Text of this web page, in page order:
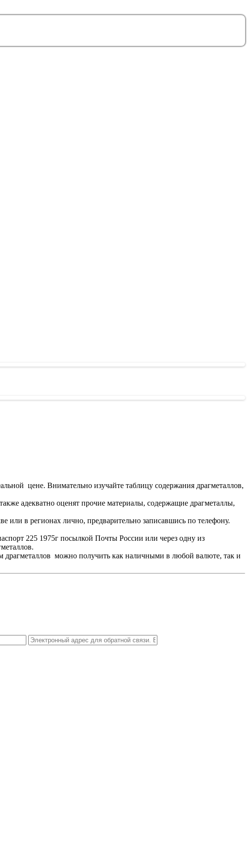
цене. Внимательно изучайте таблицу содержания драгметаллов,
адекватно оценят прочие материалы, содержащие драгметаллы,
в регионах лично, предварительно записавшись по телефону.
225 1975г посылкой Почты России или через одну из
драгметаллов можно получить как наличными в любой валюте, так и